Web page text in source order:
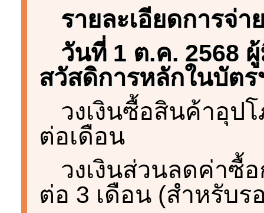
รายละเอียดการจ่า
วันที่ 1 ต.ค. 2568
สวัสดิการหลักในบัตร
วงเงินซื้อสินค้าอุป
ต่อเดือน
วงเงินส่วนลดค่าซื้
ต่อ 3 เดือน (สำหรับร